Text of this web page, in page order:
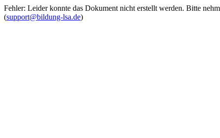
Fehler: Leider konnte das Dokument nicht erstellt werden. Bitte
(support@bildung-lsa.de)